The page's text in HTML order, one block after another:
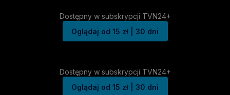
Dostępny w subskrypcji TVN24+
Oglądaj od 15 zł | 30 dni
Dostępny w subskrypcji TVN24+
Oglądaj od 15 zł | 30 dni